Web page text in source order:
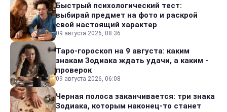
Быстрый психологический тест:
выбирай предмет на фото и раскрой
свой настоящий характер
09 августа 2026, 08:36
Таро-гороскоп на 9 августа: каким
знакам Зодиака ждать удачи, а каким -
проверок
09 августа 2026, 06:08
Черная полоса заканчивается: три знака
Зодиака, которым наконец-то станет